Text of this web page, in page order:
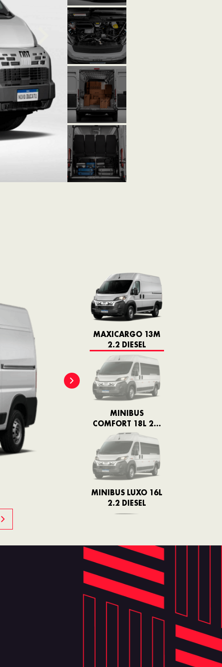
MAXICARGO 13M
2.2 DIESEL
MINIBUS
COMFORT 18L 2.2
DIESEL
MINIBUS LUXO 16L
2.2 DIESEL
DUCATO MULTI